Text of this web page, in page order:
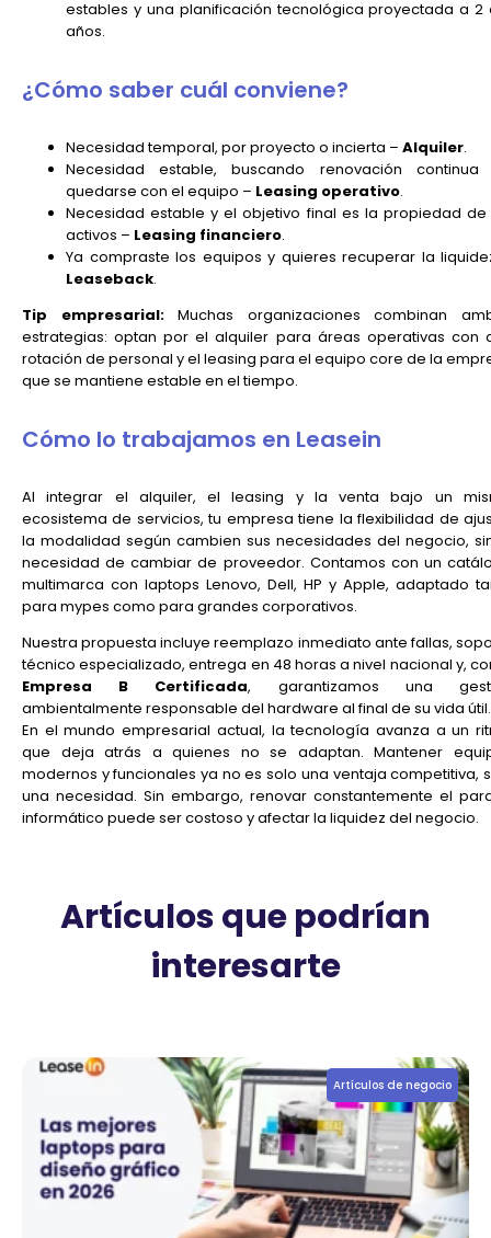
estables y una planificación tecnológica proyectada a 2
años.
¿Cómo saber cuál conviene?
Necesidad temporal, por proyecto o incierta – Alquiler.
Necesidad estable, buscando renovación continua
quedarse con el equipo – Leasing operativo.
Necesidad estable y el objetivo final es la propiedad de
activos – Leasing financiero.
Ya compraste los equipos y quieres recuperar la
Leaseback.
Tip empresarial:Muchas organizaciones combinan
estrategias: optan por el alquiler para áreas operativas con
rotación de personal y el leasing para el equipo core de la
que se mantiene estable en el tiempo.
Cómo lo trabajamos en Leasein
Al integrar el alquiler, el leasing y la venta bajo un
ecosistema de servicios, tu empresa tiene la flexibilidad de
la modalidad según cambien sus necesidades del negocio,
necesidad de cambiar de proveedor. Contamos con un
multimarca con laptops Lenovo, Dell, HP y Apple, adaptado
para mypes como para grandes corporativos.
Nuestra propuesta incluye reemplazo inmediato ante fallas,
técnico especializado, entrega en 48 horas a nivel nacional y,
Empresa B Certificada, garantizamos una
ambientalmente responsable del hardware al final de su vida útil.
En el mundo empresarial actual, la tecnología avanza a un
que deja atrás a quienes no se adaptan. Mantener
modernos y funcionales ya no es solo una ventaja competitiva,
una necesidad. Sin embargo, renovar constantemente el
informático puede ser costoso y afectar la liquidez del negocio.
Artículos que podrían
interesarte
Artículos de negocio